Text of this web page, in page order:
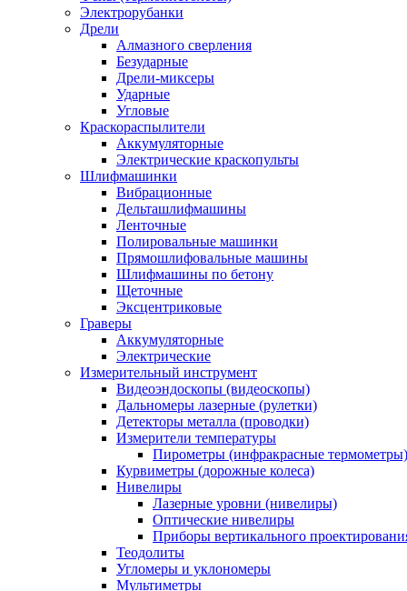
Электрорубанки
Дрели
Алмазного сверления
Безударные
Дрели-миксеры
Ударные
Угловые
Краскораспылители
Аккумуляторные
Электрические краскопульты
Шлифмашинки
Вибрационные
Дельташлифмашины
Ленточные
Полировальные машинки
Прямошлифовальные машины
Шлифмашины по бетону
Щеточные
Эксцентриковые
Граверы
Аккумуляторные
Электрические
Измерительный инструмент
Видеоэндоскопы (видеоскопы)
Дальномеры лазерные (рулетки)
Детекторы металла (проводки)
Измерители температуры
Пирометры (инфракрасные термометры)
Курвиметры (дорожные колеса)
Нивелиры
Лазерные уровни (нивелиры)
Оптические нивелиры
Приборы вертикального
Теодолиты
Угломеры и уклономеры
Мультиметры